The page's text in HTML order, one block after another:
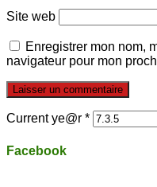
Site web
Enregistrer mon nom,
navigateur pour mon
Current ye@r *
Facebook